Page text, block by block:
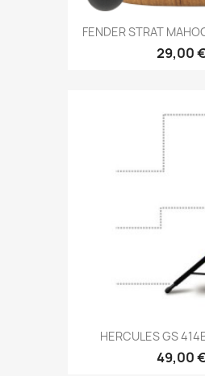
FENDER STRAT
29,00 €
HERCULES GS
49,00 €